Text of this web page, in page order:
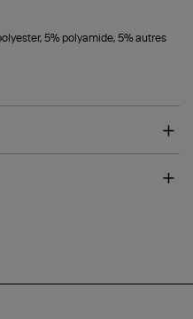
5% polyamide, 5% autres